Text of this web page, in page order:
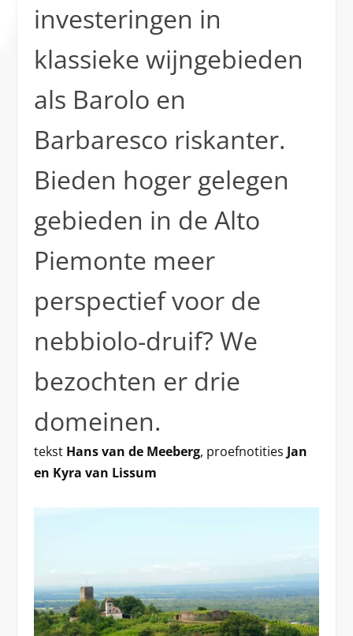
investeringen in
klassieke wijngebieden
als Barolo en
Barbaresco riskanter.
Bieden hoger gelegen
gebieden in de Alto
Piemonte meer
perspectief voor de
nebbiolo-druif? We
bezochten er drie
domeinen.
tekst Hans van de Meeberg, proefnotities Jan
en Kyra van Lissum